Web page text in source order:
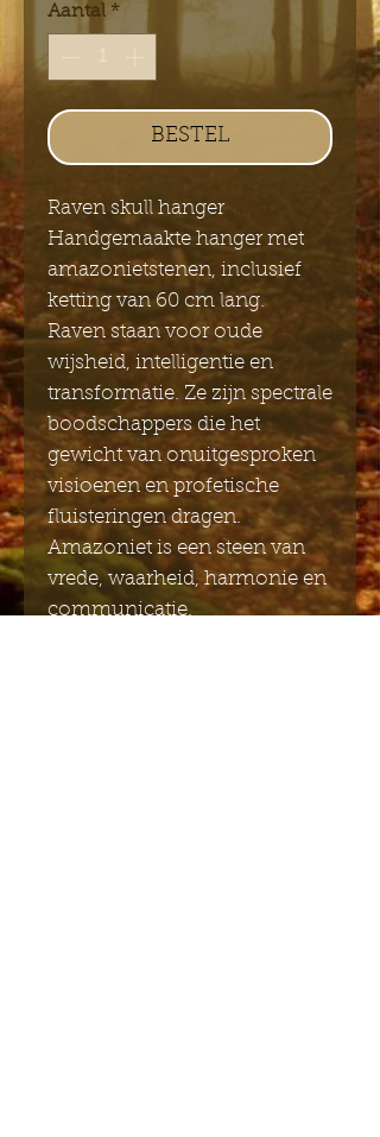
Aantal *
BESTEL
Raven skull hanger
Handgemaakte hanger met
amazonietstenen, inclusief
ketting van 60 cm lang.
Raven staan ​​voor oude
wijsheid, intelligentie en
transformatie. Ze zijn spectrale
boodschappers die het
gewicht van onuitgesproken
visioenen en profetische
fluisteringen dragen.
Amazoniet is een steen van
vrede, waarheid, harmonie en
communicatie.